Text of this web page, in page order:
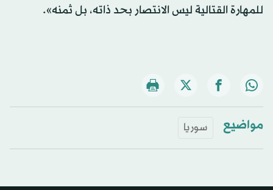
للمهارة القتالية ليس الانتصار بحد ذاته، بل ثمنه».
مواضيع سوريا